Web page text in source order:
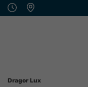
Dragor Lux